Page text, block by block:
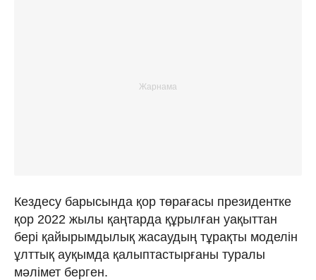
Кездесу барысында қор төрағасы президентке
қор 2022 жылы қаңтарда құрылған уақыттан
бері қайырымдылық жасаудың тұрақты моделін
ұлттық ауқымда қалыптастырғаны туралы
мәлімет берген.